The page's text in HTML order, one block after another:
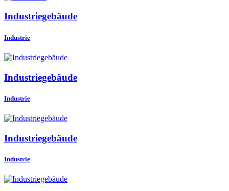
Industriegebäude
Industrie
Industriegebäude
Industrie
Industriegebäude
Industrie